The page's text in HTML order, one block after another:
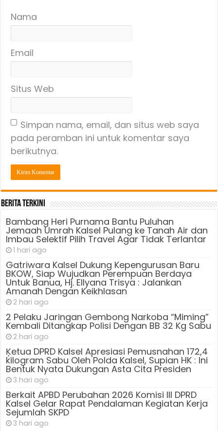
Nama
Email
Situs Web
Simpan nama, email, dan situs web saya
pada peramban ini untuk komentar saya
berikutnya.
Berita Terkini
Bambang Heri Purnama Bantu Puluhan
Jemaah Umrah Kalsel Pulang ke Tanah Air dan
Imbau Selektif Pilih Travel Agar Tidak Terlantar
1 hari ago
Gatriwara Kalsel Dukung Kepengurusan Baru
BKOW, Siap Wujudkan Perempuan Berdaya
Untuk Banua, Hj. Ellyana Trisya : Jalankan
Amanah Dengan Keikhlasan
2 hari ago
2 Pelaku Jaringan Gembong Narkoba “Miming”
Kembali Ditangkap Polisi Dengan BB 32 Kg Sabu
2 hari ago
Ķetua DPRD Kalsel Apresiasi Pemusnahan 172,4
kilogram Sabu Oleh Polda Kalsel, Supian HK : Ini
Bentuk Nyata Dukungan Asta Cita Presiden
3 hari ago
Berkait APBD Perubahan 2026 Komisi III DPRD
Kalsel Gelar Rapat Pendalaman Kegiatan Kerja
Sejumlah SKPD
3 hari ago